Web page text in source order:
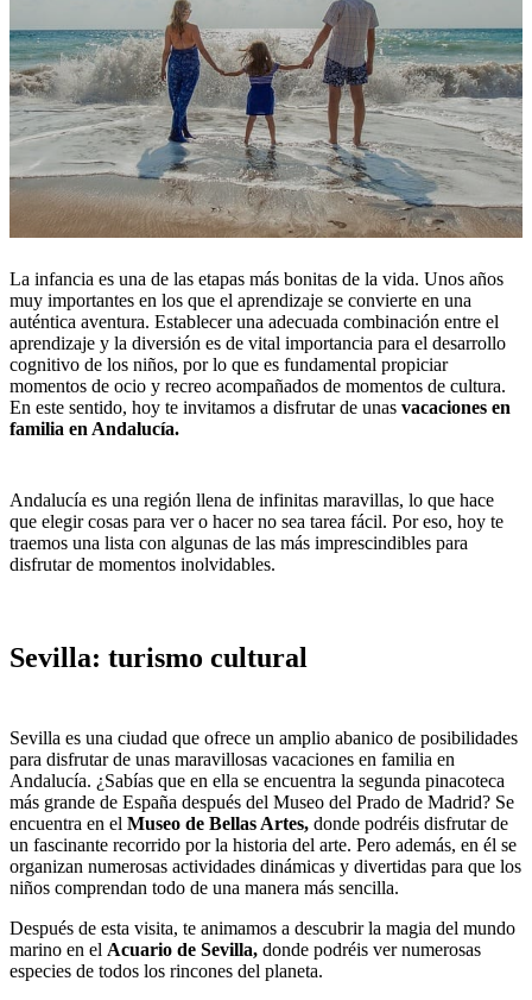
La infancia es una de las etapas más bonitas de la vida. Unos años
muy importantes en los que el aprendizaje se convierte en una
auténtica aventura. Establecer una adecuada combinación entre el
aprendizaje y la diversión es de vital importancia para el desarrollo
cognitivo de los niños, por lo que es fundamental propiciar
momentos de ocio y recreo acompañados de momentos de cultura.
En este sentido, hoy te invitamos a disfrutar de unas vacaciones en
familia en Andalucía.
Andalucía es una región llena de infinitas maravillas, lo que hace
que elegir cosas para ver o hacer no sea tarea fácil. Por eso, hoy te
traemos una lista con algunas de las más imprescindibles para
disfrutar de momentos inolvidables.
Sevilla: turismo cultural
Sevilla es una ciudad que ofrece un amplio abanico de posibilidades
para disfrutar de unas maravillosas vacaciones en familia en
Andalucía. ¿Sabías que en ella se encuentra la segunda pinacoteca
más grande de España después del Museo del Prado de Madrid? Se
encuentra en el Museo de Bellas Artes, donde podréis disfrutar de
un fascinante recorrido por la historia del arte. Pero además, en él se
organizan numerosas actividades dinámicas y divertidas para que los
niños comprendan todo de una manera más sencilla.
Después de esta visita, te animamos a descubrir la magia del mundo
marino en el Acuario de Sevilla, donde podréis ver numerosas
especies de todos los rincones del planeta.